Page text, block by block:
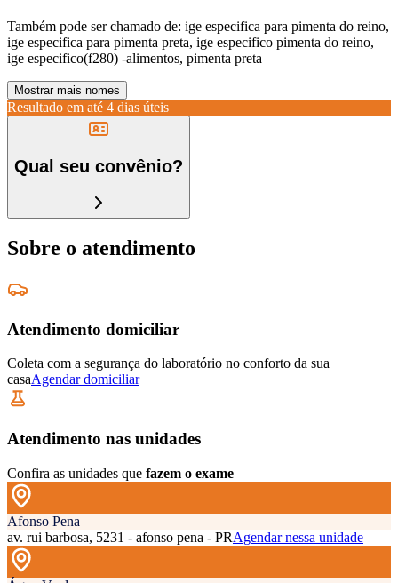
Também pode ser chamado de: ige especifica para pimenta do reino,
ige especifica para pimenta preta, ige especifico pimenta do reino,
ige especifico(f280) -alimentos, pimenta preta
Mostrar mais nomes
Resultado em até 4 dias úteis
Qual seu convênio?
Sobre o atendimento
Atendimento domiciliar
Coleta com a segurança do laboratório no conforto da sua
casaAgendar domiciliar
Atendimento nas unidades
Confira as unidades que fazem o exame
Afonso Pena
av. rui barbosa, 5231 - afonso pena - PRAgendar nessa unidade